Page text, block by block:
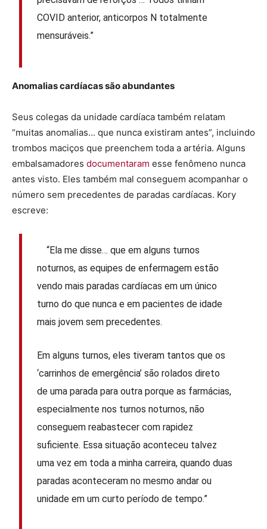
COVID anterior, anticorpos N totalmente
mensuráveis.”
Anomalias cardíacas são abundantes
Seus colegas da unidade cardíaca também relatam
“muitas anomalias… que nunca existiram antes”, incluindo
trombos maciços que preenchem toda a artéria. Alguns
embalsamadores documentaram esse fenômeno nunca
antes visto. Eles também mal conseguem acompanhar o
número sem precedentes de paradas cardíacas. Kory
escreve:
“Ela me disse… que em alguns turnos
noturnos, as equipes de enfermagem estão
vendo mais paradas cardíacas em um único
turno do que nunca e em pacientes de idade
mais jovem sem precedentes.
Em alguns turnos, eles tiveram tantos que os
‘carrinhos de emergência’ são rolados direto
de uma parada para outra porque as farmácias,
especialmente nos turnos noturnos, não
conseguem reabastecer com rapidez
suficiente. Essa situação aconteceu talvez
uma vez em toda a minha carreira, quando duas
paradas aconteceram no mesmo andar ou
unidade em um curto período de tempo.”